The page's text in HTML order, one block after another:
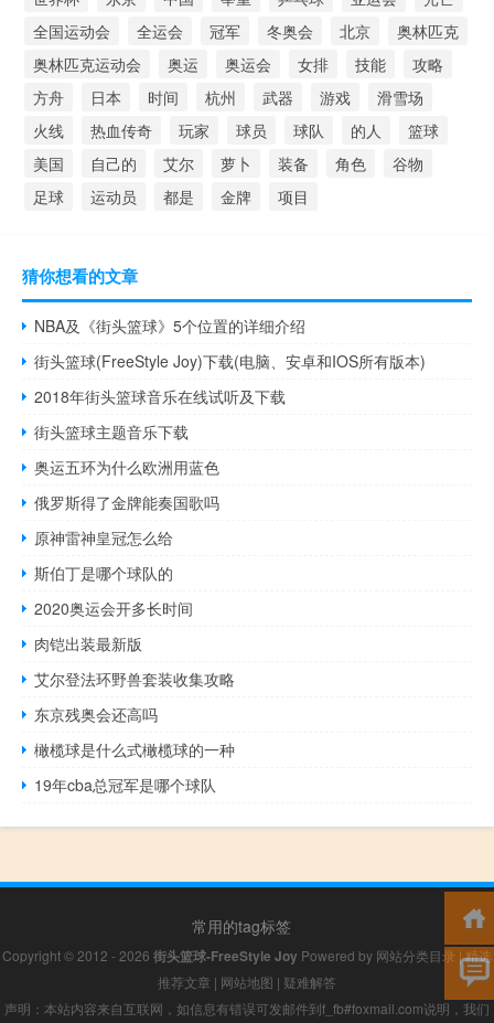
全国运动会
全运会 冠军 冬奥会 北京
奥林匹克
奥林匹克运动会
奥运 奥运会 女排 技能
攻略
方舟
日本 时间 杭州 武器 游戏
滑雪场
火线
热血传奇 玩家 球员 球队 的人
篮球
美国
自己的 艾尔 萝卜 装备 角色
谷物
足球
运动员 都是 金牌 项目
猜你想看的文章
NBA及《街头篮球》5个位置的详细介绍
街头篮球(FreeStyle Joy)下载(电脑、安卓和IOS所有版本)
2018年街头篮球音乐在线试听及下载
街头篮球主题音乐下载
奥运五环为什么欧洲用蓝色
俄罗斯得了金牌能奏国歌吗
原神雷神皇冠怎么给
斯伯丁是哪个球队的
2020奥运会开多长时间
肉铠出装最新版
艾尔登法环野兽套装收集攻略
东京残奥会还高吗
橄榄球是什么式橄榄球的一种
19年cba总冠军是哪个球队
常用的tag标签
Copyright © 2012 - 2026 街头篮球-FreeStyle Joy Powered by 网站分类目录 |精选
推荐文章 | 网站地图 | 疑难解答
声明：本站内容来自互联网，如信息有错误可发邮件到f_fb#foxmail.com说明，我们